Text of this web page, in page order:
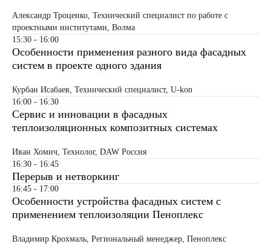
Александр Троценко, Технический специалист по работе с
проектными институтами, Волма
15:30 - 16:00
Особенности применения разного вида фасадных
систем в проекте одного здания
Курбан Исабаев, Технический специалист, U-kon
16:00 - 16:30
Сервис и инновации в фасадных
теплоизоляционных композитных системах
Иван Хомич, Технолог, DAW Россия
16:30 - 16:45
Перерыв и нетворкинг
16:45 - 17:00
Особенности устройства фасадных систем с
применением теплоизоляции Пеноплекс
Владимир Крохмаль, Региональный менеджер, Пеноплекс